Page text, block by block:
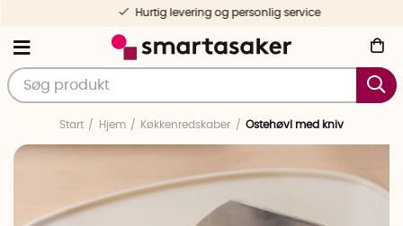
Hurtig levering og personlig service
Start Hjem Køkkenredskaber Ostehøvl med kniv